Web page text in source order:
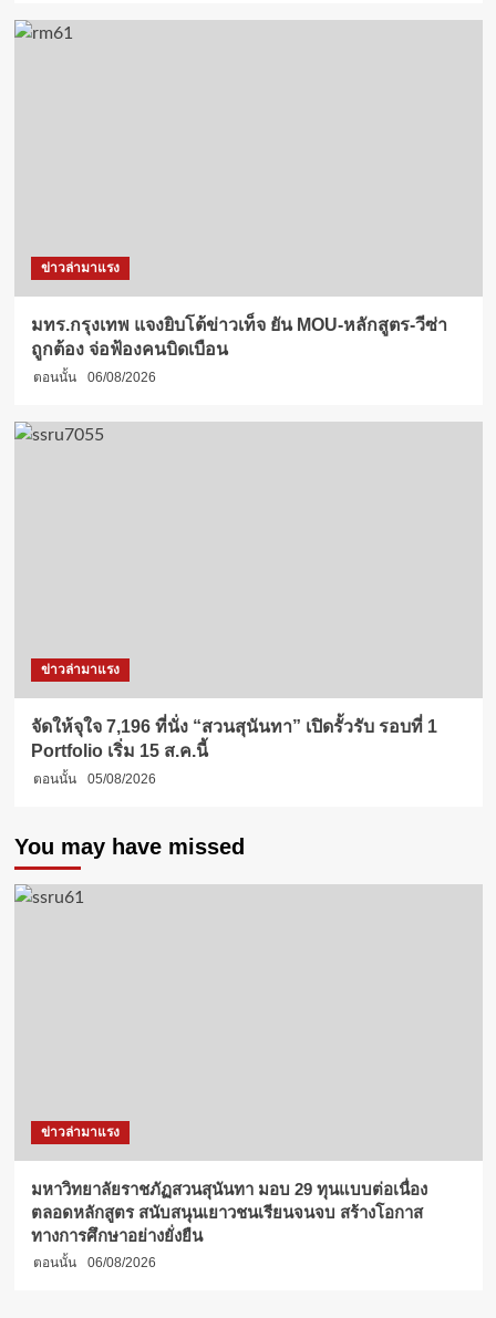
ข่าวล่ามาแรง
มทร.กรุงเทพ แจงยิบโต้ข่าวเท็จ ยัน MOU-หลักสูตร-วีซ่า
ถูกต้อง จ่อฟ้องคนบิดเบือน
ตอนนั้น 06/08/2026
ข่าวล่ามาแรง
จัดให้จุใจ 7,196 ที่นั่ง “สวนสุนันทา” เปิดรั้วรับ รอบที่ 1
Portfolio เริ่ม 15 ส.ค.นี้
ตอนนั้น 05/08/2026
You may have missed
ข่าวล่ามาแรง
มหาวิทยาลัยราชภัฏสวนสุนันทา มอบ 29 ทุนแบบต่อเนื่อง
ตลอดหลักสูตร สนับสนุนเยาวชนเรียนจนจบ สร้างโอกาส
ทางการศึกษาอย่างยั่งยืน
ตอนนั้น 06/08/2026